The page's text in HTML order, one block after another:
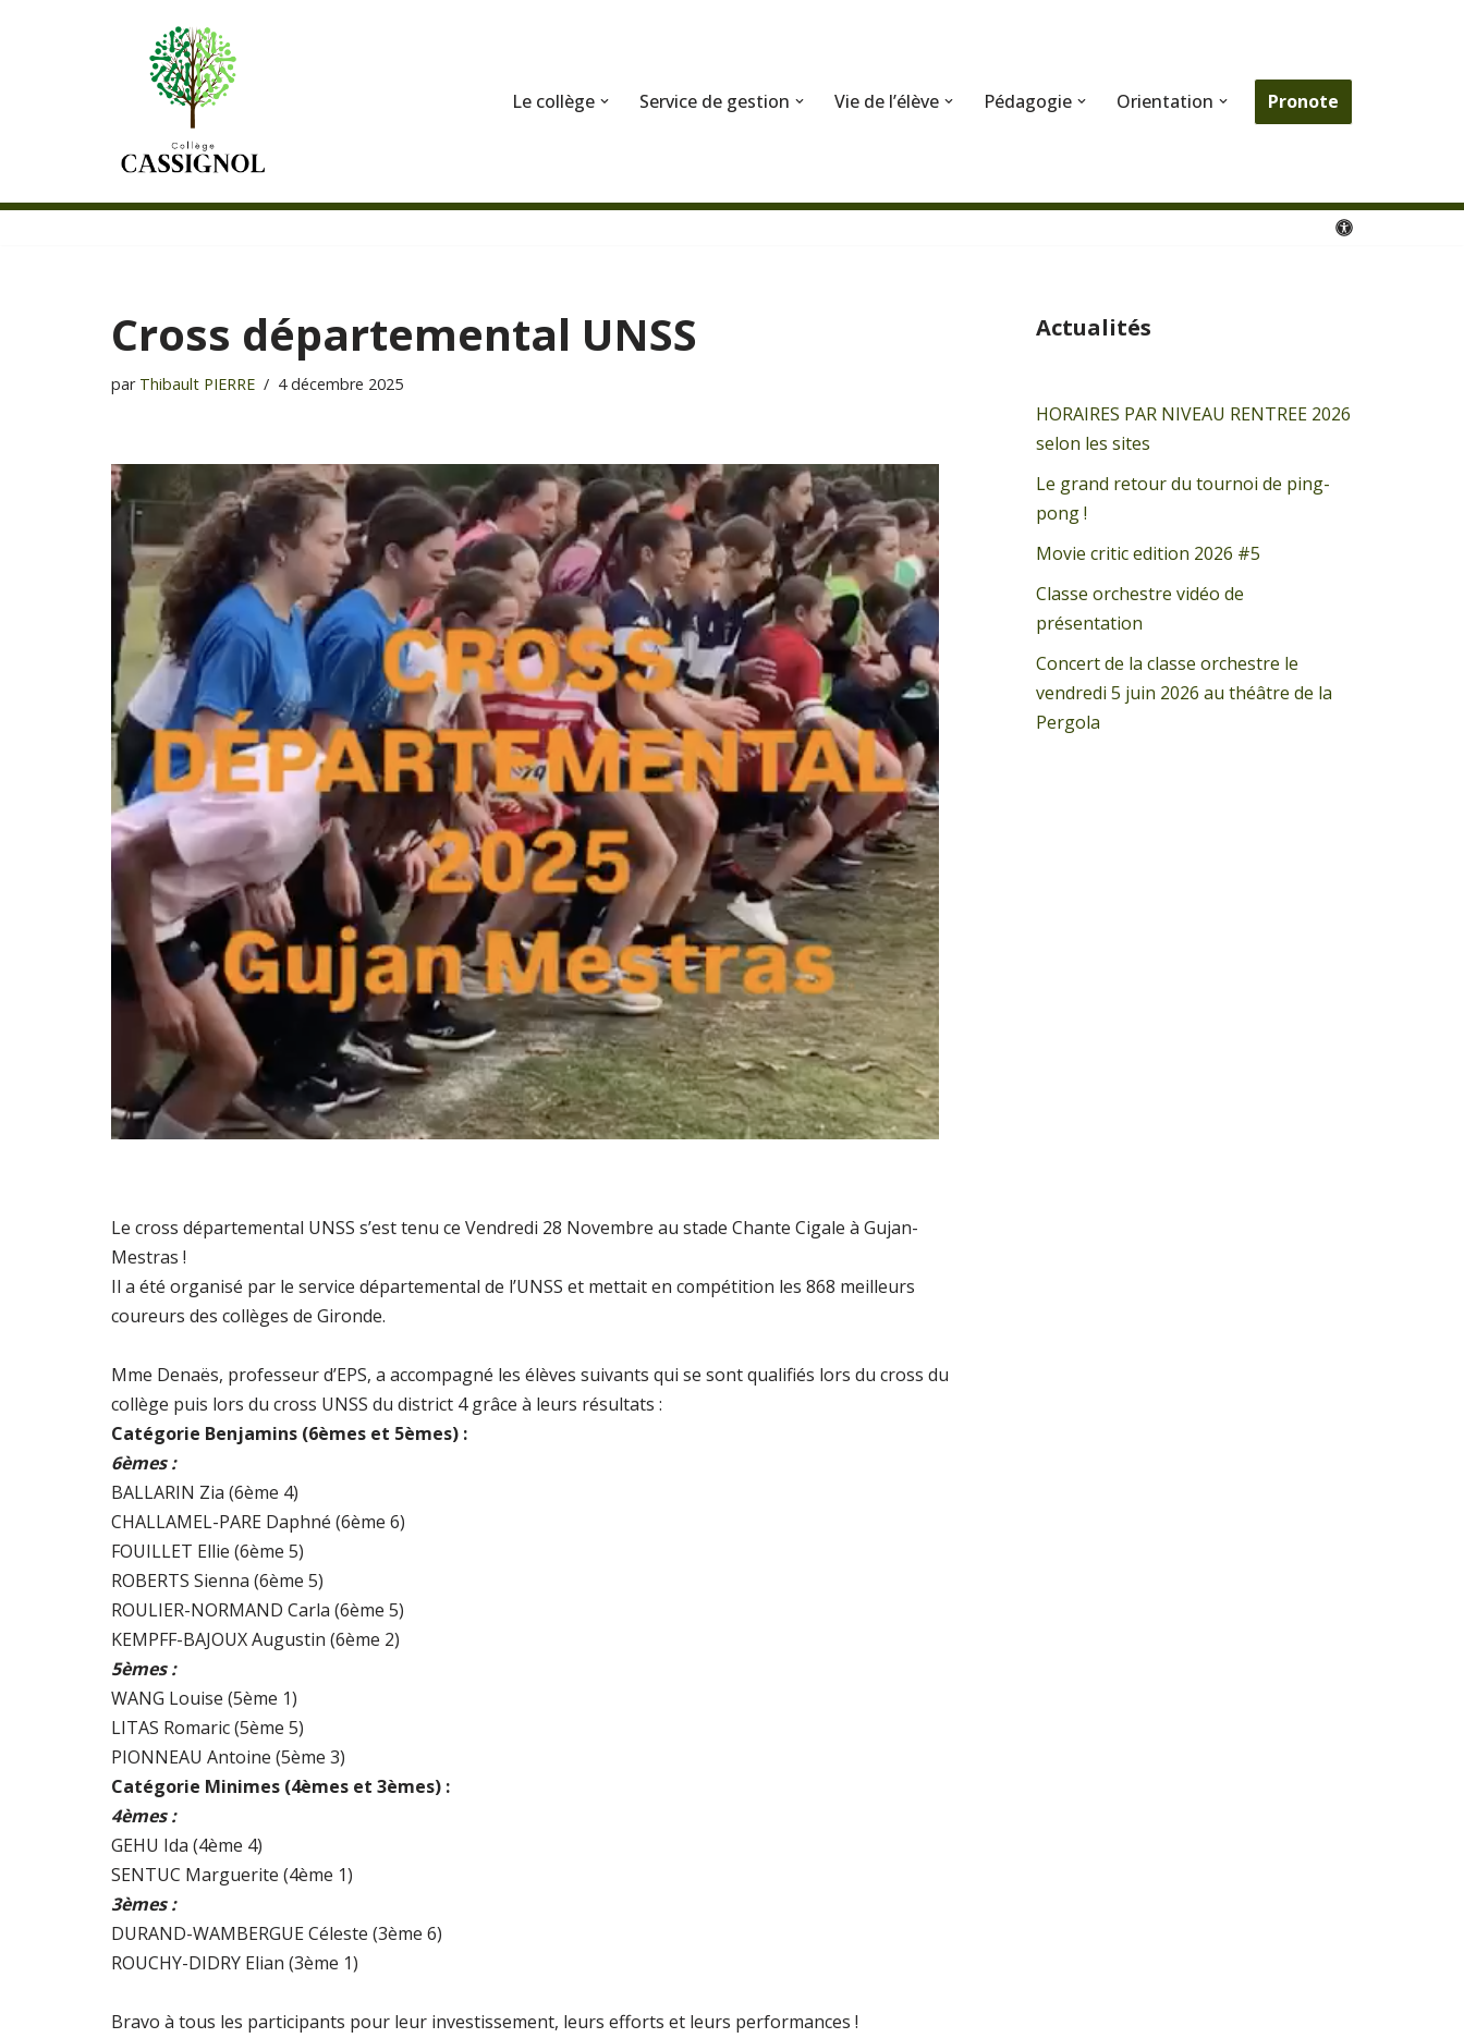
Le collège Service de gestion Vie de l’élève Pédagogie Orientation Pronote
Cross départemental UNSS
par Thibault PIERRE 4 décembre 2025
Le cross départemental UNSS s’est tenu ce Vendredi 28 Novembre au stade Chante Cigale à Gujan-
Mestras !
Il a été organisé par le service départemental de l’UNSS et mettait en compétition les 868 meilleurs
coureurs des collèges de Gironde.
Mme Denaës, professeur d’EPS, a accompagné les élèves suivants qui se sont qualifiés lors du cross du
collège puis lors du cross UNSS du district 4 grâce à leurs résultats :
Catégorie Benjamins (6èmes et 5èmes) :
6èmes :
BALLARIN Zia (6ème 4)
CHALLAMEL-PARE Daphné (6ème 6)
FOUILLET Ellie (6ème 5)
ROBERTS Sienna (6ème 5)
ROULIER-NORMAND Carla (6ème 5)
KEMPFF-BAJOUX Augustin (6ème 2)
5èmes :
WANG Louise (5ème 1)
LITAS Romaric (5ème 5)
PIONNEAU Antoine (5ème 3)
Catégorie Minimes (4èmes et 3èmes) :
4èmes :
GEHU Ida (4ème 4)
SENTUC Marguerite (4ème 1)
3èmes :
DURAND-WAMBERGUE Céleste (3ème 6)
ROUCHY-DIDRY Elian (3ème 1)
Bravo à tous les participants pour leur investissement, leurs efforts et leurs performances !
Actualités
HORAIRES PAR NIVEAU RENTREE 2026
selon les sites
Le grand retour du tournoi de ping-
pong !
Movie critic edition 2026 #5
Classe orchestre vidéo de
présentation
Concert de la classe orchestre le
vendredi 5 juin 2026 au théâtre de la
Pergola